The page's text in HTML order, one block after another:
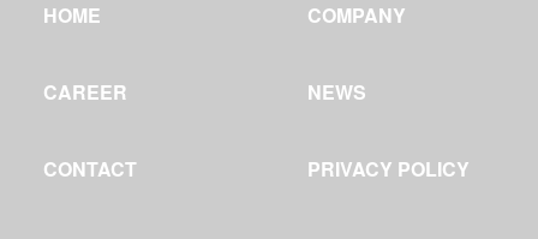
HOME COMPANY
CAREER NEWS
CONTACT PRIVACY POLICY